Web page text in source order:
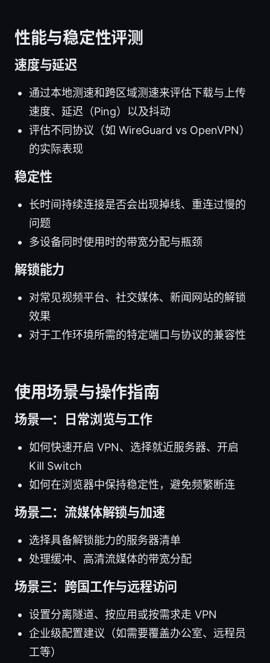
性能与稳定性评测
速度与延迟
通过本地测速和跨区域测速来评估下载与上传
速度、延迟（Ping）以及抖动
评估不同协议（如 WireGuard vs OpenVPN）
的实际表现
稳定性
长时间持续连接是否会出现掉线、重连过慢的
问题
多设备同时使用时的带宽分配与瓶颈
解锁能力
对常见视频平台、社交媒体、新闻网站的解锁
效果
对于工作环境所需的特定端口与协议的兼容性
使用场景与操作指南
场景一：日常浏览与工作
如何快速开启 VPN、选择就近服务器、开启
Kill Switch
如何在浏览器中保持稳定性，避免频繁断连
场景二：流媒体解锁与加速
选择具备解锁能力的服务器清单
处理缓冲、高清流媒体的带宽分配
场景三：跨国工作与远程访问
设置分离隧道、按应用或按需求走 VPN
企业级配置建议（如需要覆盖办公室、远程员
工等）